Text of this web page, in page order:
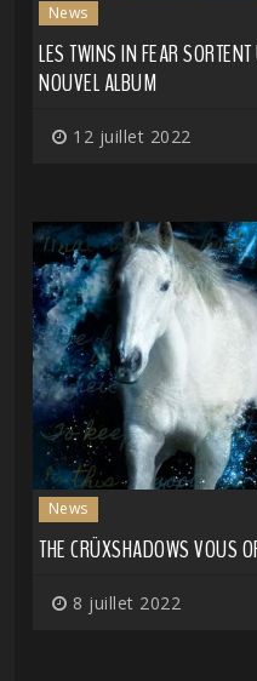
News
LES TWINS IN FEAR
NOUVEL ALBUM
12 juillet 2022
News
THE CRÜXSHADOWS VOUS
8 juillet 2022